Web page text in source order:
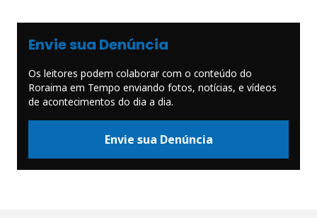
Envie sua Denúncia
Os leitores podem colaborar com o conteúdo do
Roraima em Tempo enviando fotos, notícias, e vídeos
de acontecimentos do dia a dia.
Envie sua Denúncia